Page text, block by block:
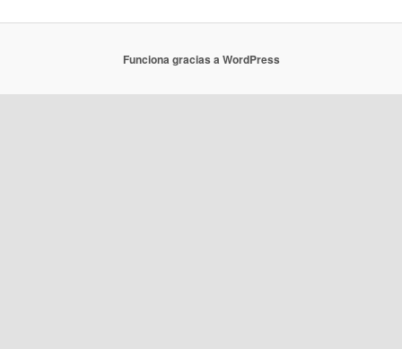
Funciona gracias a WordPress